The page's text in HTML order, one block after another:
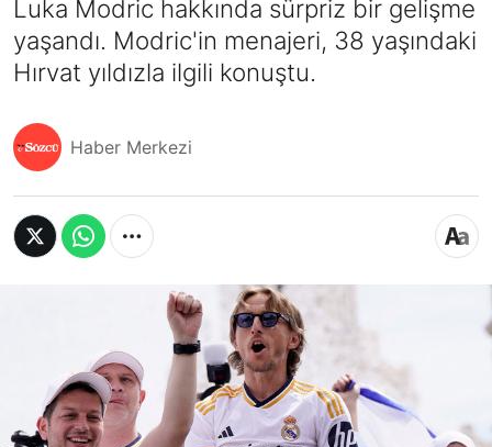
Luka Modric hakkında sürpriz bir gelişme
yaşandı. Modric'in menajeri, 38 yaşındaki
Hırvat yıldızla ilgili konuştu.
Haber Merkezi